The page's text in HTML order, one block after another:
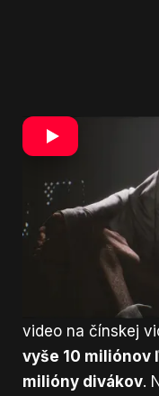
Napriek tomu ide
známeho štúdia,
predstaviť.
zamestnancami
majú niekoľko
Wukong bude
ktorí dosiahli len
Podľa magazínu
video na čínskej
vyše 10 miliónov
milióny divákov.